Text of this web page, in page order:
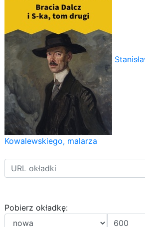
Kowalewskiego, malarza
Pobierz okładkę: